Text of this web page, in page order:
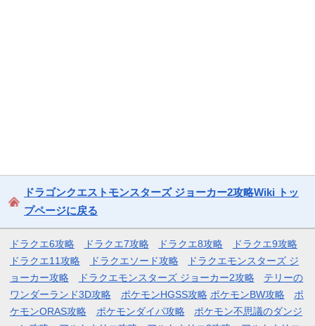
ドラゴンクエストモンスターズ ジョーカー2攻略Wiki トッ
プページに戻る
ドラクエ6攻略 ドラクエ7攻略 ドラクエ8攻略
ドラクエ9攻略
ドラクエ11攻略
ドラクエソード攻略
ドラクエモンスターズ ジ
ョーカー攻略
ドラクエモンスターズ ジョーカー2攻略
テリーの
ワンダーランド3D攻略
ポケモンHGSS攻略 ポケモンBW攻略
ポ
ケモンORAS攻略
ポケモンダイパ攻略
ポケモン不思議のダンジ